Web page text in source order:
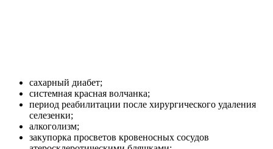
сахарный диабет;
системная красная волчанка;
период реабилитации после хирургического удаления
селезенки;
алкоголизм;
закупорка просветов кровеносных сосудов